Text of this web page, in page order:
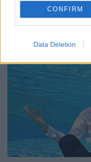
CONFIRM
Data Deletion